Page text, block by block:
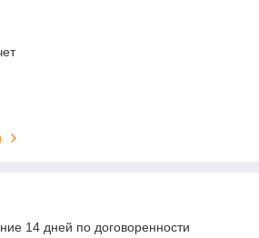
14 дней по договоренности